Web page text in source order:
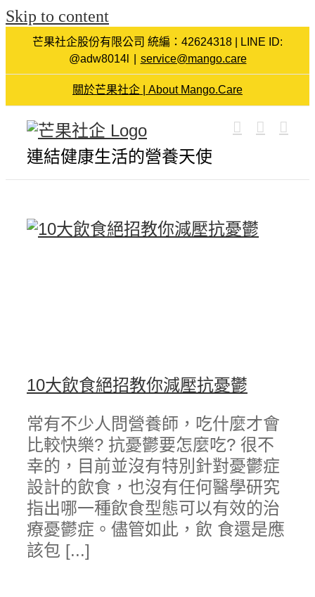
Skip to content
芒果社企股份有限公司 統編：42624318 | LINE ID:
@adw8014l
service@mango.care
關於芒果社企 | About Mango.Care
連結健康生活的營養天使
10大飲食絕招教你減壓抗憂鬱
常有不少人問營養師，吃什麼才會
比較快樂? 抗憂鬱要怎麼吃? 很不
幸的，目前並沒有特別針對憂鬱症
設計的飲食，也沒有任何醫學研究
指出哪一種飲食型態可以有效的治
療憂鬱症。儘管如此，飲 食還是應
該包 [...]